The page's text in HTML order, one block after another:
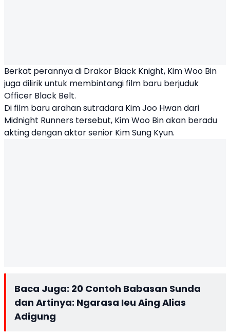
Berkat perannya di Drakor Black Knight, Kim Woo Bin
juga dilirik untuk membintangi film baru berjuduk
Officer Black Belt.
Di film baru arahan sutradara Kim Joo Hwan dari
Midnight Runners tersebut, Kim Woo Bin akan beradu
akting dengan aktor senior Kim Sung Kyun.
Baca Juga: 20 Contoh Babasan Sunda
dan Artinya: Ngarasa Ieu Aing Alias
Adigung